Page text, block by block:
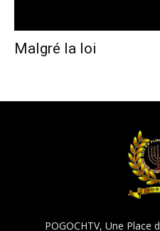
Malgré la loi
POGOCHTV, Une